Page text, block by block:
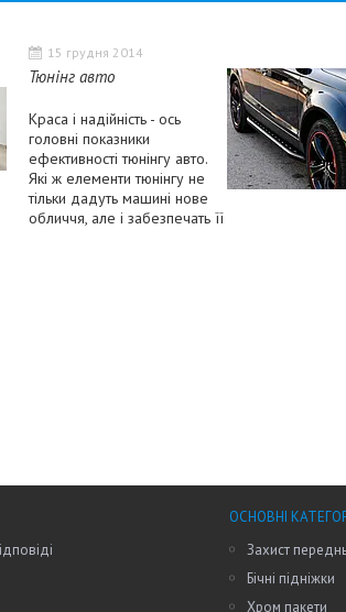
15 грудня 2014
Тюнінг авто
Краса і надійність - ось
головні показники
ефективності тюнінгу авто.
Які ж елементи тюнінгу не
тільки дадуть машині нове
обличчя, але і забезпечать її
ОСНОВНІ
Захист
Бічні підніжки
Хром пакети